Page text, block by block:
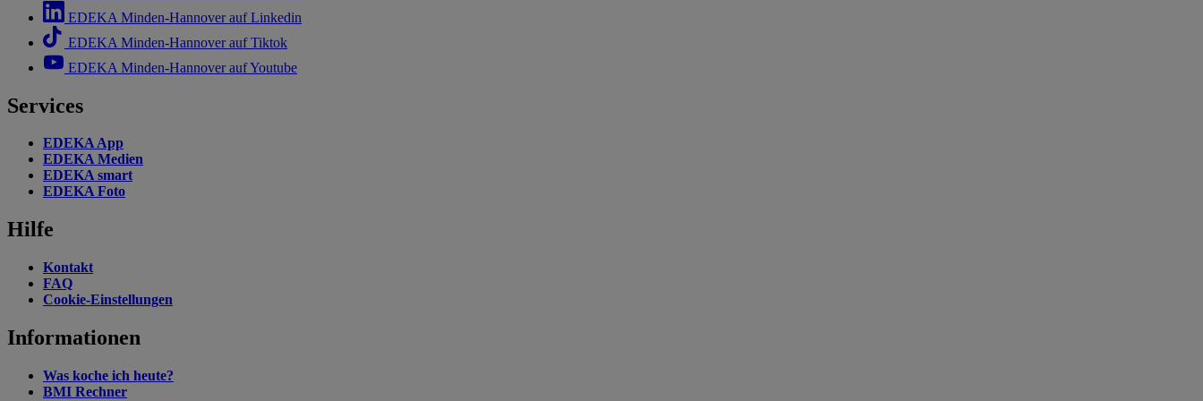
EDEKA Minden-Hannover auf Linkedin
EDEKA Minden-Hannover auf Tiktok
EDEKA Minden-Hannover auf Youtube
Services
EDEKA App
EDEKA Medien
EDEKA smart
EDEKA Foto
Hilfe
Kontakt
FAQ
Cookie-Einstellungen
Informationen
Was koche ich heute?
BMI Rechner